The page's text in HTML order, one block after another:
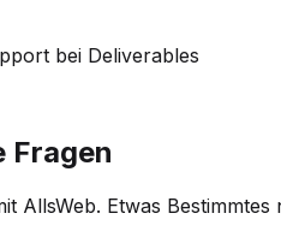
bei Deliverables
Fragen
Etwas Bestimmtes